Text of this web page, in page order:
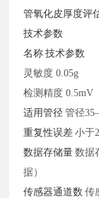
管氧化皮厚度评
技术参数
名称 技术参数
灵敏度 0.05g
检测精度 0.5mV
适用管径 管径
重复性误差 小于
数据存储量 数据
据）
传感器通道数 传